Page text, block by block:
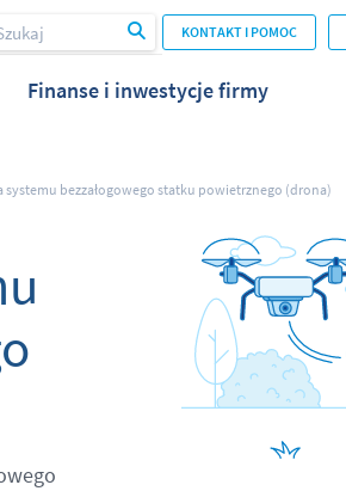
Finanse i inwestycje firmy
KONTAKT I POMOC
bezzałogowego statku powietrznego (drona)